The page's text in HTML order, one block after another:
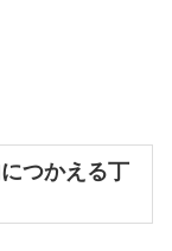
つかえる丁